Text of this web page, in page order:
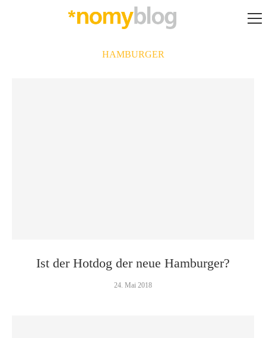
HAMBURGER
Ist der Hotdog der neue Hamburger?
24. Mai 2018